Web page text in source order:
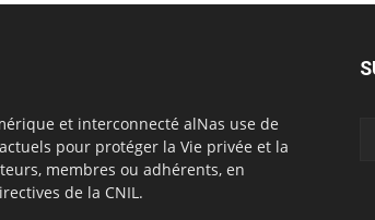
et interconnecté alNas use de
pour protéger la Vie privée et la
membres ou adhérents, en
de la CNIL.